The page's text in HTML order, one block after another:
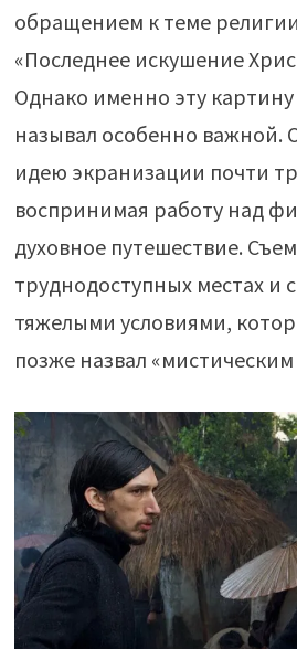
обращением к теме
«Последнее искушение
Однако именно эту
называл особенно важной.
идею экранизации почти
воспринимая работу над
духовное путешествие.
труднодоступных местах и
тяжелыми условиями,
позже назвал